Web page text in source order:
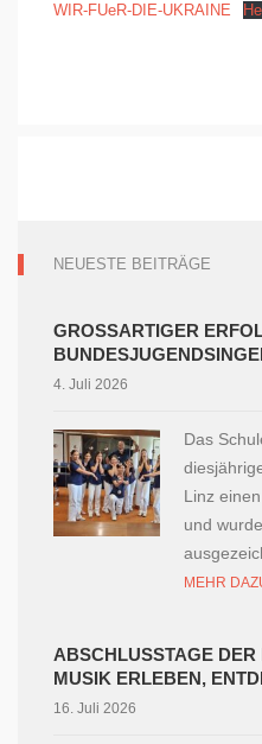
WIR-FUeR-DIE-UKRAINE
NEUESTE BEITRÄGE
GROSSARTIGER
4. Juli 2026
Das
Linz
und
MEHR
ABSCHLUSSTAGE
MUSIK ERLEBEN,
16. Juli 2026